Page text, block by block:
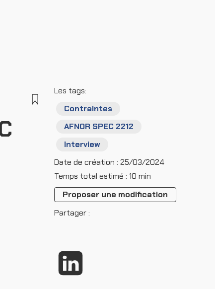
Les tags:
Contraintes
AFNOR SPEC 2212
Interview
Date de création : 25/03/2024
Temps total estimé : 10 min
Proposer une modification
Partager :